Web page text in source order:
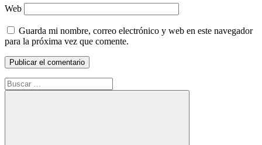
Web
Guarda mi nombre, correo electrónico y web en este navegador
para la próxima vez que comente.
Buscar: